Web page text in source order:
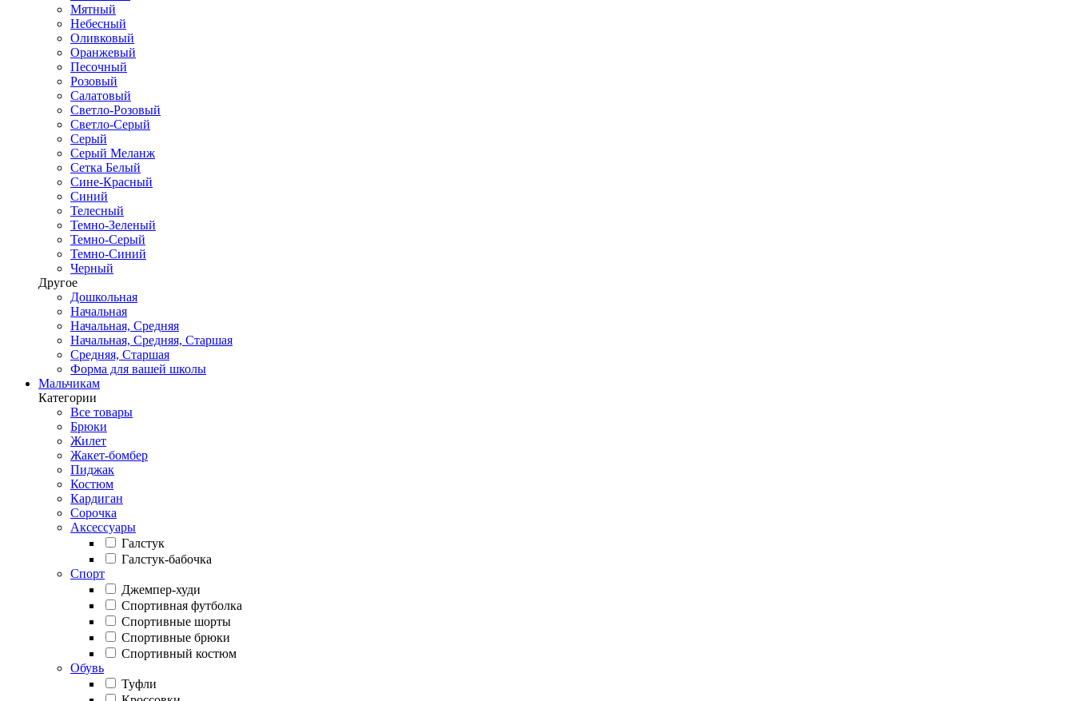
Мятный
Небесный
Оливковый
Оранжевый
Песочный
Розовый
Салатовый
Светло-Розовый
Светло-Серый
Серый
Серый Меланж
Сетка Белый
Сине-Красный
Синий
Телесный
Темно-Зеленый
Темно-Серый
Темно-Синий
Черный
Другое
Дошкольная
Начальная
Начальная, Средняя
Начальная, Средняя, Старшая
Средняя, Старшая
Форма для вашей школы
Мальчикам
Категории
Все товары
Брюки
Жилет
Жакет-бомбер
Пиджак
Костюм
Кардиган
Сорочка
Аксессуары
Галстук
Галстук-бабочка
Спорт
Джемпер-худи
Спортивная футболка
Спортивные шорты
Спортивные брюки
Спортивный костюм
Обувь
Туфли